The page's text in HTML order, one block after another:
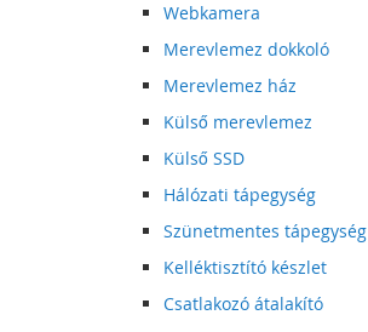
Webkamera
Merevlemez dokkoló
Merevlemez ház
Külső merevlemez
Külső SSD
Hálózati tápegység
Szünetmentes tápegység
Kelléktisztító készlet
Csatlakozó átalakító